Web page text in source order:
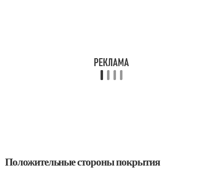
Положительные стороны покрытия